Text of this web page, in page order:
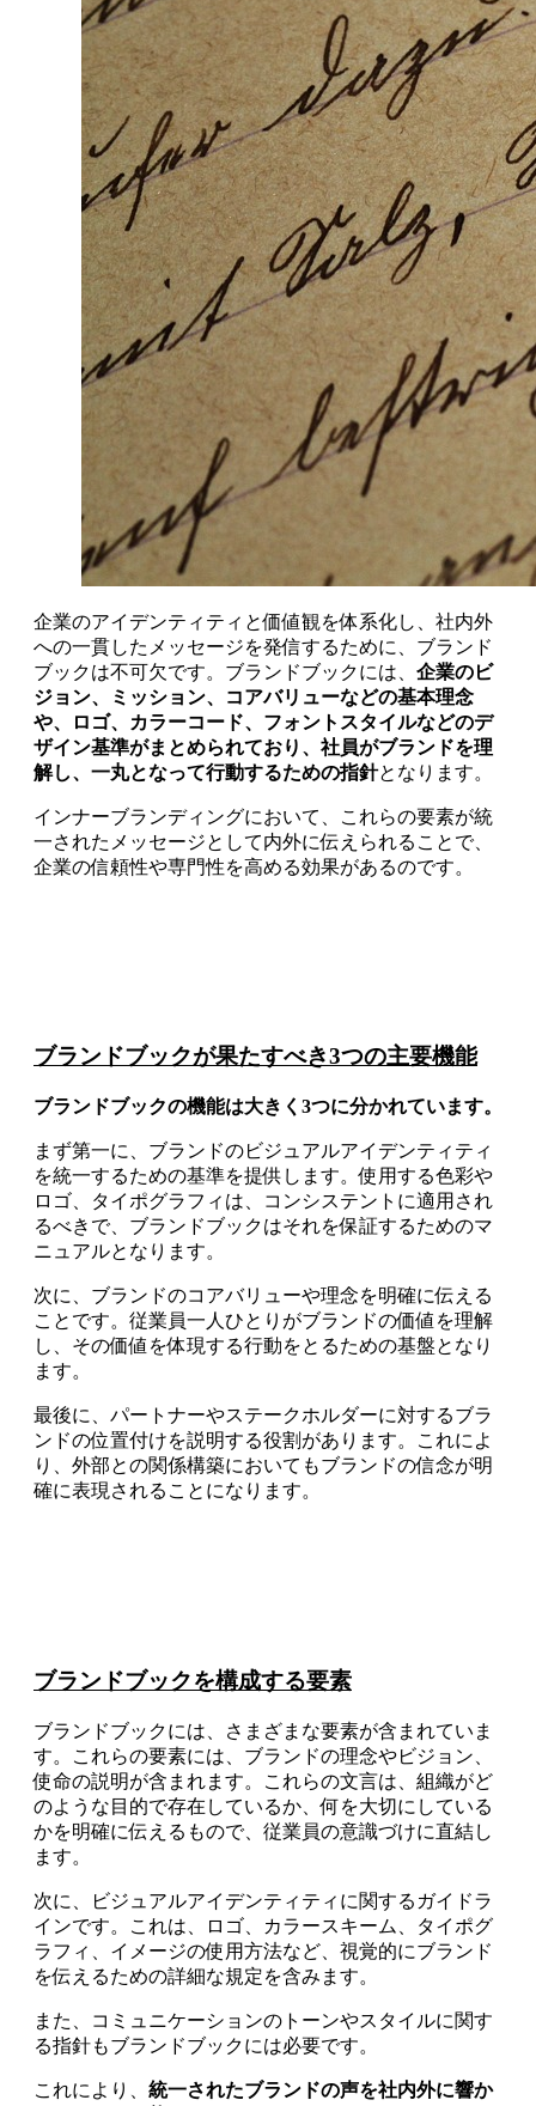
企業のアイデンティティと価値観を体系化し、社内外
への一貫したメッセージを発信するために、ブランド
ブックは不可欠です。ブランドブックには、 企業のビ
ジョン、ミッション、コアバリューなどの基本理念
や、ロゴ、カラーコード、フォントスタイルなどのデ
ザイン基準がまとめられており、社員がブランドを理
解し、一丸となって行動するための指針となります。
インナーブランディングにおいて、これらの要素が統
一されたメッセージとして内外に伝えられることで、
企業の信頼性や専門性を高める効果があるのです。
ブランドブックが果たすべき3つの主要機能
ブランドブックの機能は大きく3つに分かれています。
まず第一に、ブランドのビジュアルアイデンティティ
を統一するための基準を提供します。使用する色彩や
ロゴ、タイポグラフィは、コンシステントに適用され
るべきで、ブランドブックはそれを保証するためのマ
ニュアルとなります。
次に、ブランドのコアバリューや理念を明確に伝える
ことです。従業員一人ひとりがブランドの価値を理解
し、その価値を体現する行動をとるための基盤となり
ます。
最後に、パートナーやステークホルダーに対するブラ
ンドの位置付けを説明する役割があります。これによ
り、外部との関係構築においてもブランドの信念が明
確に表現されることになります。
ブランドブックを構成する要素
ブランドブックには、さまざまな要素が含まれていま
す。これらの要素には、ブランドの理念やビジョン、
使命の説明が含まれます。これらの文言は、組織がど
のような目的で存在しているか、何を大切にしている
かを明確に伝えるもので、従業員の意識づけに直結し
ます。
次に、ビジュアルアイデンティティに関するガイドラ
インです。これは、ロゴ、カラースキーム、タイポグ
ラフィ、イメージの使用方法など、視覚的にブランド
を伝えるための詳細な規定を含みます。
また、コミュニケーションのトーンやスタイルに関す
る指針もブランドブックには必要です。
これにより、 統一されたブランドの声を社内外に響か